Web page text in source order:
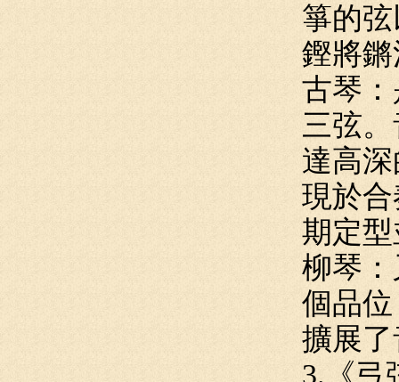
箏的
鏗將
古琴
三弦
達高
現於
期定
柳琴
個品
擴展
3.《弓